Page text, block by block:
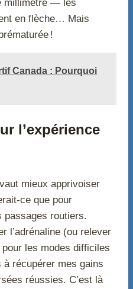
millimétré — les
en flèche… Mais
!
Canada : Pourquoi
l’expérience
mieux apprivoiser
ce que pour
passages routiers.
l’adrénaline (ou relever
les modes difficiles
récupérer mes gains
réussies. C’est là